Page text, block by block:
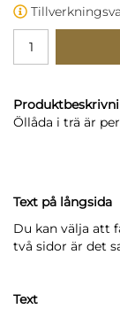
Öllåda i trä är
Text på långsida
Du kan välja att
två sidor är det
Text